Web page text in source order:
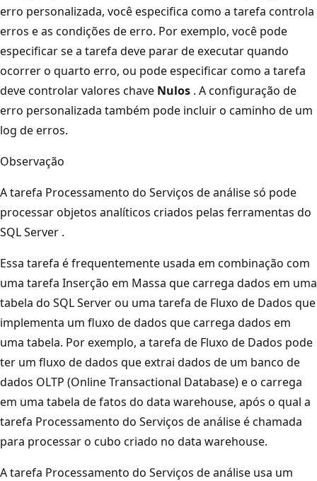
erro personalizada, você especifica como a tarefa controla
erros e as condições de erro. Por exemplo, você pode
especificar se a tarefa deve parar de executar quando
ocorrer o quarto erro, ou pode especificar como a tarefa
deve controlar valores chave Nulos . A configuração de
erro personalizada também pode incluir o caminho de um
log de erros.
Observação
A tarefa Processamento do Serviços de análise só pode
processar objetos analíticos criados pelas ferramentas do
SQL Server .
Essa tarefa é frequentemente usada em combinação com
uma tarefa Inserção em Massa que carrega dados em uma
tabela do SQL Server ou uma tarefa de Fluxo de Dados que
implementa um fluxo de dados que carrega dados em
uma tabela. Por exemplo, a tarefa de Fluxo de Dados pode
ter um fluxo de dados que extrai dados de um banco de
dados OLTP (Online Transactional Database) e o carrega
em uma tabela de fatos do data warehouse, após o qual a
tarefa Processamento do Serviços de análise é chamada
para processar o cubo criado no data warehouse.
A tarefa Processamento do Serviços de análise usa um